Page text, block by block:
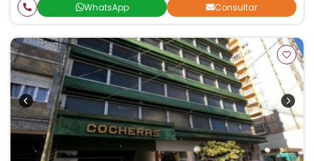
WhatsApp Consultar